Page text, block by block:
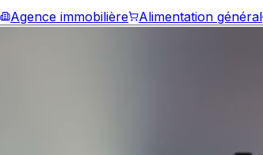
Agence immobilière Alimentation général